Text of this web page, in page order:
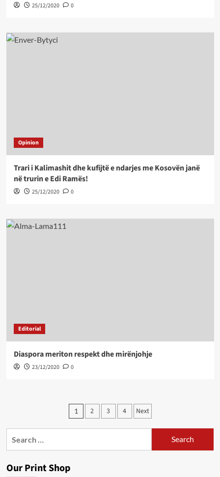
25/12/2020 0
Opinion
Trari i Kalimashit dhe kufijtë e ndarjes me Kosovën janë
në trurin e Edi Ramës!
25/12/2020 0
Editorial
Diaspora meriton respekt dhe mirënjohje
23/12/2020 0
Posts
pagination
1 2 3 4 Next
Our Print Shop